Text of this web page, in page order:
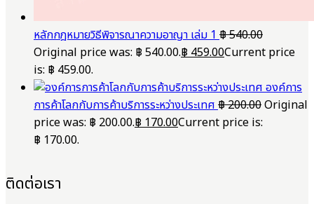
หลักกฎหมายวิธีพิจารณาความอาญา เล่ม 1฿540.00
Original price was: ฿ 540.00.฿459.00Current price
is: ฿ 459.00.
องค์การ
การค้าโลกกับการค้าบริการระหว่างประเทศ฿200.00Original
price was: ฿ 200.00.฿170.00Current price is:
฿ 170.00.
ติดต่อเรา